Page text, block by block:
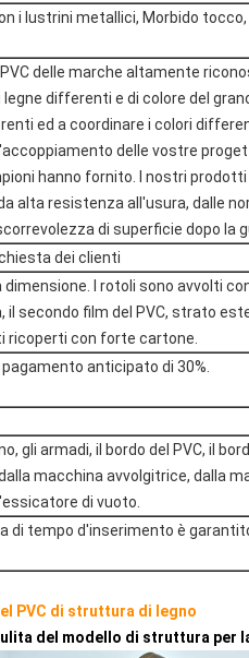
i lustrini metallici, Morbido
delle marche altamente
differenti e di colore del
ed a coordinare i colori
delle vostre
hanno fornito. I nostri prodotti
alta resistenza all'usura, dalle
di superficie dopo la
dei clienti
I rotoli sono avvolti
il secondo film del PVC, strato
ricoperti con forte cartone.
anticipato di 30%.
gli armadi, il bordo del PVC, il
macchina avvolgitrice, dalla
di vuoto.
di tempo d'inserimento è
PVC di struttura di legno
del modello di struttura per